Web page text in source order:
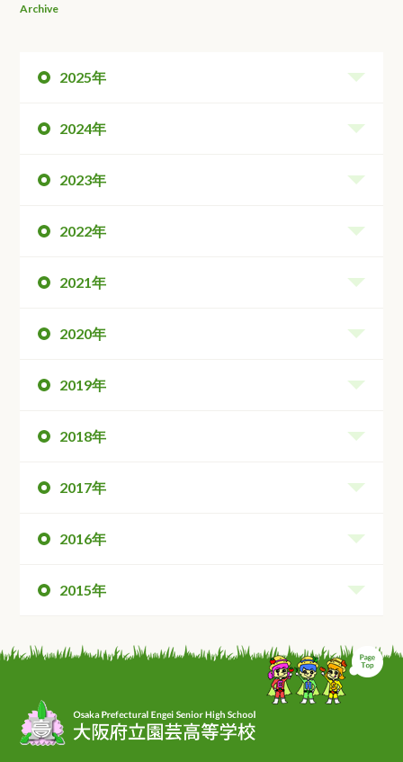
Archive
2025年
2024年
2023年
2022年
2021年
2020年
2019年
2018年
2017年
2016年
2015年
ペ